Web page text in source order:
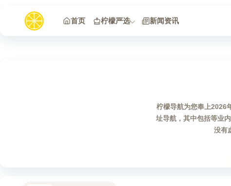
首页
柠檬严选 新闻资讯
柠檬导航为您奉上2026
址导航，其中包括等业
没有